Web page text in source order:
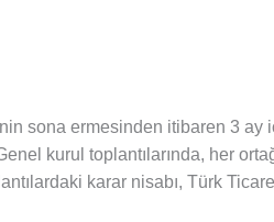
sona ermesinden itibaren 3 ay
kurul toplantılarında, her
karar nisabı, Türk